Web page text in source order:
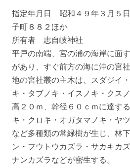
指定年月日 昭和４９年３月
子町８８２ほか
所有者 志自岐神社
平戸の南端、宮の浦の海岸に面
があり、すぐ前方の海に沖の宮社
地の宮社叢の主木は、スダジイ
キ・タブノキ・イスノキ・クス
高２０ｍ、幹径６０ｃｍに達す
キ・クロキ・オガタマノキ・ヤ
など多種類の常緑樹が生じ、林
ン・フウトウカズラ・サカキカ
ナンカズラなどが密生する。